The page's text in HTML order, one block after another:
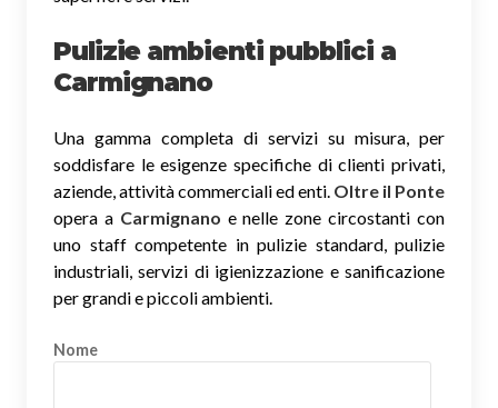
Pulizie ambienti pubblici a
Carmignano
Una gamma completa di servizi su misura, per
soddisfare le esigenze specifiche di clienti privati,
aziende, attività commerciali ed enti. Oltre il Ponte
opera a Carmignano e nelle zone circostanti con
uno staff competente in pulizie standard, pulizie
industriali, servizi di igienizzazione e sanificazione
per grandi e piccoli ambienti.
Nome